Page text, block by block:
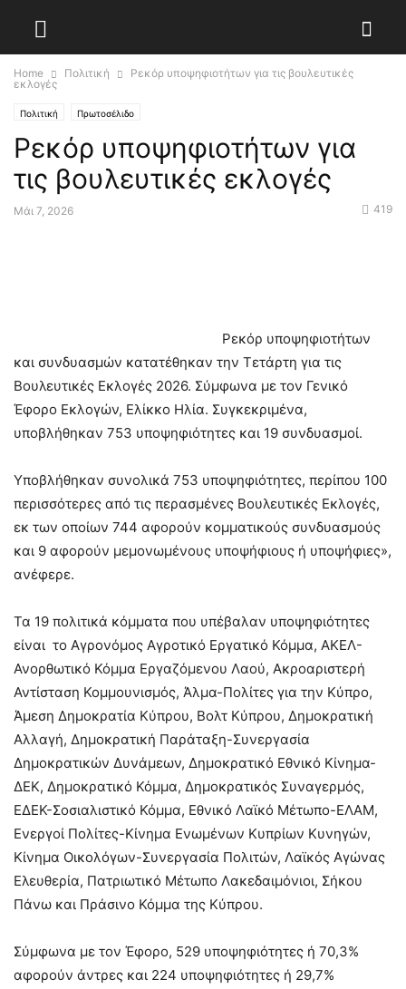
Home Πολιτική
Ρεκόρ υποψηφιοτήτων για τις βουλευτικές
εκλογές
Πολιτική Πρωτοσέλιδο
Ρεκόρ υποψηφιοτήτων για
τις βουλευτικές εκλογές
Μάι 7, 2026 419
Ρεκόρ υποψηφιοτήτων
και συνδυασμών κατατέθηκαν την Τετάρτη για τις
Βουλευτικές Εκλογές 2026. Σύμφωνα με τον Γενικό
Έφορο Εκλογών, Ελίκκο Ηλία. Συγκεκριμένα,
υποβλήθηκαν 753 υποψηφιότητες και 19 συνδυασμοί.
Υποβλήθηκαν συνολικά 753 υποψηφιότητες, περίπου 100
περισσότερες από τις περασμένες Βουλευτικές Εκλογές,
εκ των οποίων 744 αφορούν κομματικούς συνδυασμούς
και 9 αφορούν μεμονωμένους υποψήφιους ή υποψήφιες»,
ανέφερε.
Τα 19 πολιτικά κόμματα που υπέβαλαν υποψηφιότητες
είναι το Αγρονόμος Αγροτικό Εργατικό Κόμμα, ΑΚΕΛ-
Ανορθωτικό Κόμμα Εργαζόμενου Λαού, Ακροαριστερή
Αντίσταση Κομμουνισμός, Άλμα-Πολίτες για την Κύπρο,
Άμεση Δημοκρατία Κύπρου, Βολτ Κύπρου, Δημοκρατική
Αλλαγή, Δημοκρατική Παράταξη-Συνεργασία
Δημοκρατικών Δυνάμεων, Δημοκρατικό Εθνικό Κίνημα-
ΔΕΚ, Δημοκρατικό Κόμμα, Δημοκρατικός Συναγερμός,
ΕΔΕΚ-Σοσιαλιστικό Κόμμα, Εθνικό Λαϊκό Μέτωπο-ΕΛΑΜ,
Ενεργοί Πολίτες-Κίνημα Ενωμένων Κυπρίων Κυνηγών,
Κίνημα Οικολόγων-Συνεργασία Πολιτών, Λαϊκός Αγώνας
Ελευθερία, Πατριωτικό Μέτωπο Λακεδαιμόνιοι, Σήκου
Πάνω και Πράσινο Κόμμα της Κύπρου.
Σύμφωνα με τον Έφορο, 529 υποψηφιότητες ή 70,3%
αφορούν άντρες και 224 υποψηφιότητες ή 29,7%